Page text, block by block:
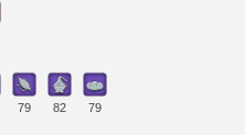
79 82 79